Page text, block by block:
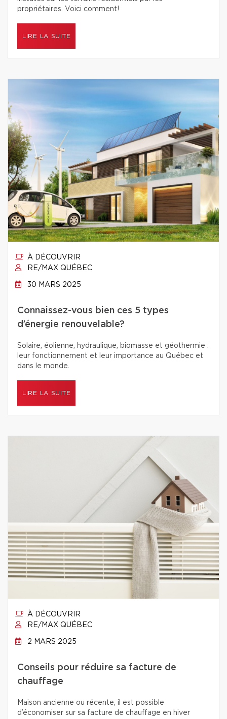
propriétaires. Voici comment!
LIRE LA SUITE
À DÉCOUVRIR
RE/MAX QUÉBEC
30 MARS 2025
Connaissez-vous bien ces 5 types
d’énergie renouvelable?
Solaire, éolienne, hydraulique, biomasse et géothermie :
leur fonctionnement et leur importance au Québec et
dans le monde.
LIRE LA SUITE
À DÉCOUVRIR
RE/MAX QUÉBEC
2 MARS 2025
Conseils pour réduire sa facture de
chauffage
Maison ancienne ou récente, il est possible
d’économiser sur sa facture de chauffage en hiver